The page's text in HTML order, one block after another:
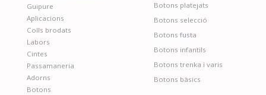
Guipure
Aplicacions
Colls brodats
Labors
Cintes
Passamaneria
Adorns
Botons
Botons platejats
Botons selecció
Botons fusta
Botons infantils
Botons trenka i varis
Botons bàsics